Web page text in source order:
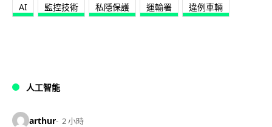
AI 監控技術 私隱保護 運輸署 違例車輛
人工智能
arthur 2 小時